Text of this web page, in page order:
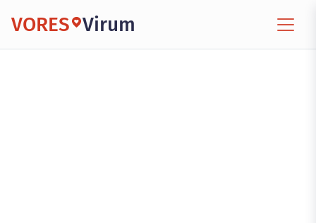
VORES Virum